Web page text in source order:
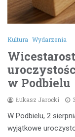
Kultura Wydarzenia
w Podbielu
Łukasz Jarocki
W Podbielu, 2
wyjątkowe